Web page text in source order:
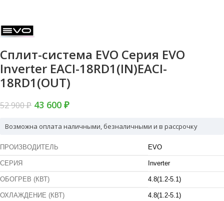
Сплит-система EVO Серия EVO
Inverter EACI-18RD1(IN)EACI-
18RD1(OUT)
52 900₽ 43 600 ₽
Возможна оплата наличными, безналичными и в рассрочку
ПРОИЗВОДИТЕЛЬ EVO
СЕРИЯ Inverter
ОБОГРЕВ (КВТ) 4.8(1.2-5.1)
ОХЛАЖДЕНИЕ (КВТ) 4.8(1.2-5.1)